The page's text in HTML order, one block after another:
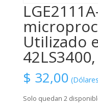
Utilizado
$ 32,00
Solo quedan 2